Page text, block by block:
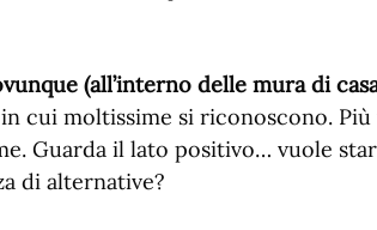
(all’interno delle mura di
cui moltissime si riconoscono.
Guarda il lato positivo… vuole
di alternative?